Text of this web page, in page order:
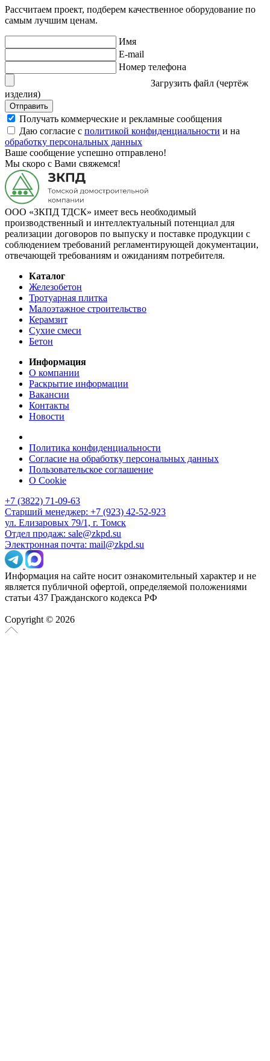
Рассчитаем проект, подберем качественное оборудование по
самым лучшим ценам.
Имя
E-mail
Номер телефона
Загрузить файл (чертёж
изделия)
Отправить
Получать коммерческие и рекламные сообщения
Даю согласие с политикой конфиденциальности и на
обработку персональных данных
Ваше сообщение успешно отправлено!
Мы скоро с Вами свяжемся!
ООО «ЗКПД ТДСК» имеет весь необходимый
производственный и интеллектуальный потенциал для
реализации договоров по выпуску и поставке продукции с
соблюдением требований регламентирующей документации,
отвечающей требованиям и ожиданиям потребителя.
Каталог
Железобетон
Тротуарная плитка
Малоэтажное строительство
Керамзит
Сухие смеси
Бетон
Информация
О компании
Раскрытие информации
Вакансии
Контакты
Новости
Политика конфиденциальности
Согласие на обработку персональных данных
Пользовательское соглашение
О Cookie
+7 (3822) 71-09-63
Старший менеджер: +7 (923) 42-52-923
ул. Елизаровых 79/1, г. Томск
Отдел продаж: sale@zkpd.su
Электронная почта: mail@zkpd.su
Информация на сайте носит ознакомительный характер и не
является публичной офертой, определяемой положениями
статьи 437 Гражданского кодекса РФ
Copyright © 2026